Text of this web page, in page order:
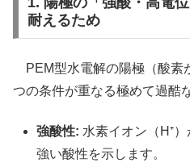
耐えるため
PEM型水電解の陽極（酸素
つの条件が重なる極めて過酷
強酸性: 水素イオン（H⁺
強い酸性を示します。